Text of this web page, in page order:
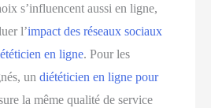
s’influencent aussi en ligne,
l’impact des réseaux sociaux
en ligne. Pour les
undiététicien en ligne pour
la même qualité de service